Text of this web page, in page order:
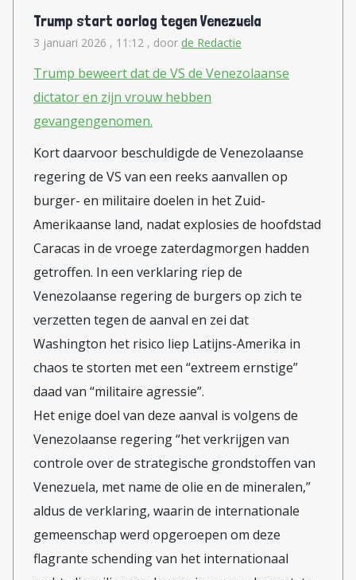
Trump start oorlog tegen Venezuela
3 januari 2026 , 11:12 , door de Redactie
Trump beweert dat de VS de Venezolaanse
dictator en zijn vrouw hebben
gevangengenomen.
Kort daarvoor beschuldigde de Venezolaanse
regering de VS van een reeks aanvallen op
burger- en militaire doelen in het Zuid-
Amerikaanse land, nadat explosies de hoofdstad
Caracas in de vroege zaterdagmorgen hadden
getroffen. In een verklaring riep de
Venezolaanse regering de burgers op zich te
verzetten tegen de aanval en zei dat
Washington het risico liep Latijns-Amerika in
chaos te storten met een “extreem ernstige”
daad van “militaire agressie”.
Het enige doel van deze aanval is volgens de
Venezolaanse regering “het verkrijgen van
controle over de strategische grondstoffen van
Venezuela, met name de olie en de mineralen,”
aldus de verklaring, waarin de internationale
gemeenschap werd opgeroepen om deze
flagrante schending van het internationaal